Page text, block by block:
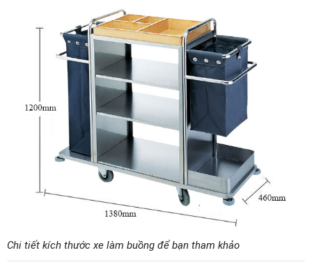
Chi tiết kích thước xe làm buồng để bạn tham khảo